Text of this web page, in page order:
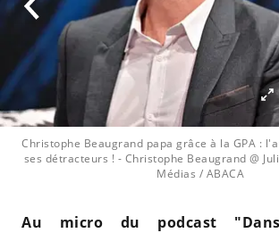
Christophe Beaugrand papa grâce à la GPA :
ses détracteurs ! - Christophe Beaugrand @
Médias / ABACA
Au micro du podcast